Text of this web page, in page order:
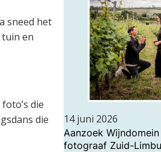
sneed het
en
die
die
14 juni 2026
Aanzoek
fotograaf Zuid-